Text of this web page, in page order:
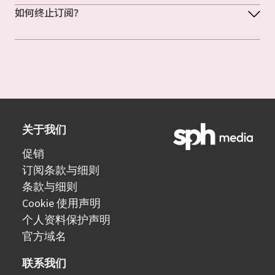
如何终止订阅？
关于我们
促销
订阅条款与细则
条款与细则
Cookie 使用声明
个人资料保护声明
官方域名
联系我们